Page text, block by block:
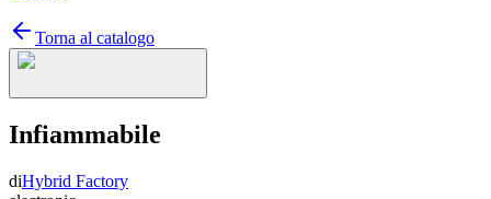
Torna al catalogo
Infiammabile
diHybrid Factory